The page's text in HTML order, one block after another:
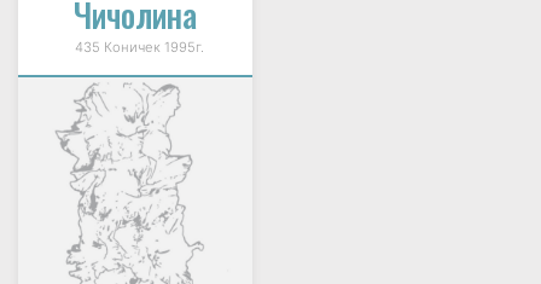
Чичолина
435 Коничек 1995г.